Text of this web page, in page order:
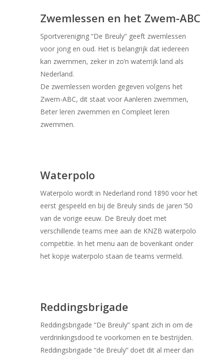
Zwemlessen en het Zwem-ABC
Sportvereniging “De Breuly” geeft zwemlessen
voor jong en oud. Het is belangrijk dat iedereen
kan zwemmen, zeker in zo’n waterrijk land als
Nederland.
De zwemlessen worden gegeven volgens het
Zwem-ABC, dit staat voor Aanleren zwemmen,
Beter leren zwemmen en Compleet leren
zwemmen.
Waterpolo
Waterpolo wordt in Nederland rond 1890 voor het
eerst gespeeld en bij de Breuly sinds de jaren ’50
van de vorige eeuw. De Breuly doet met
verschillende teams mee aan de KNZB waterpolo
competitie. In het menu aan de bovenkant onder
het kopje waterpolo staan de teams vermeld.
Reddingsbrigade
Reddingsbrigade “De Breuly” spant zich in om de
verdrinkingsdood te voorkomen en te bestrijden.
Reddingsbrigade “de Breuly” doet dit al meer dan